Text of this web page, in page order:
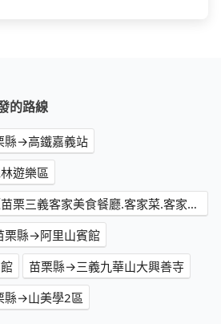
的路線
縣→高鐵嘉義站
遊樂區
苗栗縣→吉祥樓餐廳《苗栗三義客家美食餐廳.客家菜.客家料理.特色美食》
栗縣→阿里山賓館
苗栗縣→三義九華山大興善寺
縣→山美學2區